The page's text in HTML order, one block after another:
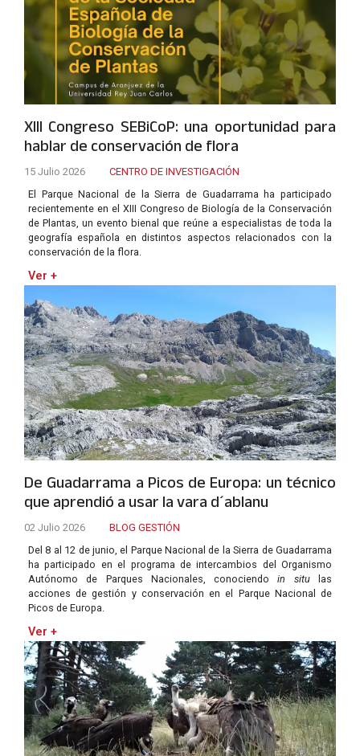
XIII Congreso SEBiCoP: una oportunidad para
hablar de conservación de flora
15 Julio 2026
CENTRO DE INVESTIGACIÓN
El Parque Nacional de la Sierra de Guadarrama ha participado
recientemente en el XIII Congreso de Biología de la Conservación
de Plantas, un evento bienal que reúne a especialistas de toda la
geografía española en distintos aspectos relacionados con la
conservación de la flora.
Ver +
De Guadarrama a Picos de Europa: un técnico
que aprendió a usar la vara d´ablanu
02 Julio 2026
BLOG GESTIÓN
Del 8 al 12 de junio, el Parque Nacional de la Sierra de Guadarrama
ha participado en el programa de intercambios del Organismo
Autónomo de Parques Nacionales, conociendoin situlas
acciones de gestión y conservación en el Parque Nacional de
Picos de Europa.
Ver +